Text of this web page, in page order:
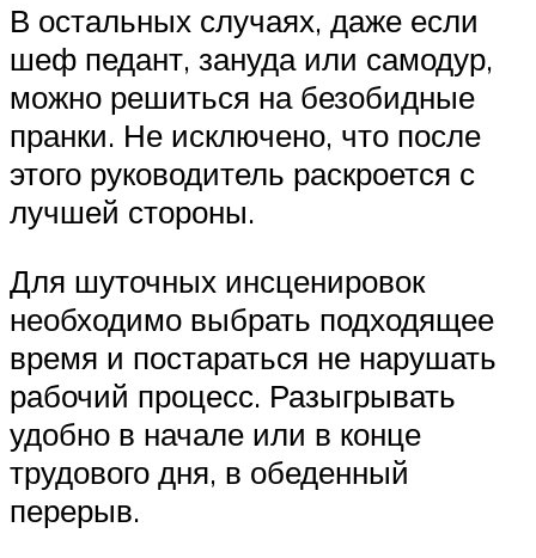
В остальных случаях, даже если
шеф педант, зануда или самодур,
можно решиться на безобидные
пранки. Не исключено, что после
этого руководитель раскроется с
лучшей стороны.
Для шуточных инсценировок
необходимо выбрать подходящее
время и постараться не нарушать
рабочий процесс. Разыгрывать
удобно в начале или в конце
трудового дня, в обеденный
перерыв.